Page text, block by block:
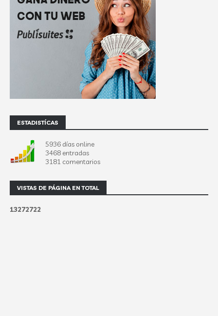
ESTADISTÍCAS
5936 días online
3468 entradas
3181 comentarios
VISTAS DE PÁGINA EN TOTAL
13272722